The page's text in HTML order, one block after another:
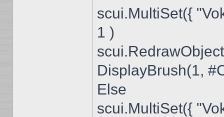
scui.MultiSet({
1 )
DisplayBrush(1,
Else
scui.MultiSet({